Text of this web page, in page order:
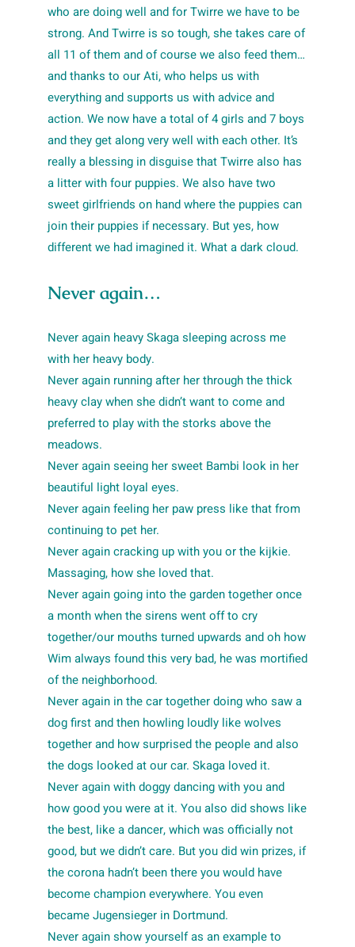
who are doing well and for Twirre we have to be
strong. And Twirre is so tough, she takes care of
all 11 of them and of course we also feed them…
and thanks to our Ati, who helps us with
everything and supports us with advice and
action. We now have a total of 4 girls and 7 boys
and they get along very well with each other. It’s
really a blessing in disguise that Twirre also has
a litter with four puppies. We also have two
sweet girlfriends on hand where the puppies can
join their puppies if necessary. But yes, how
different we had imagined it. What a dark cloud.
Never again…
Never again heavy Skaga sleeping across me
with her heavy body.
Never again running after her through the thick
heavy clay when she didn’t want to come and
preferred to play with the storks above the
meadows.
Never again seeing her sweet Bambi look in her
beautiful light loyal eyes.
Never again feeling her paw press like that from
continuing to pet her.
Never again cracking up with you or the kijkie.
Massaging, how she loved that.
Never again going into the garden together once
a month when the sirens went off to cry
together/our mouths turned upwards and oh how
Wim always found this very bad, he was mortified
of the neighborhood.
Never again in the car together doing who saw a
dog first and then howling loudly like wolves
together and how surprised the people and also
the dogs looked at our car. Skaga loved it.
Never again with doggy dancing with you and
how good you were at it. You also did shows like
the best, like a dancer, which was officially not
good, but we didn’t care. But you did win prizes, if
the corona hadn’t been there you would have
become champion everywhere. You even
became Jugensieger in Dortmund.
Never again show yourself as an example to